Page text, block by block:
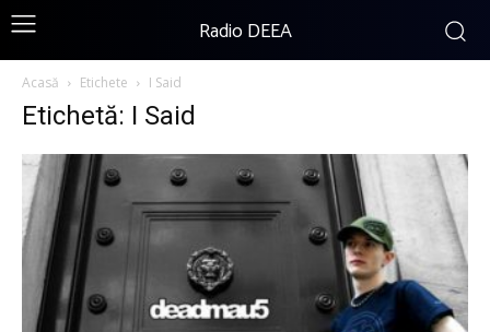
Radio DEEA
Acasă Etichete I Said
Etichetă: I Said